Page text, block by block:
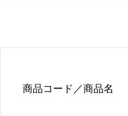
商品コード／商品名